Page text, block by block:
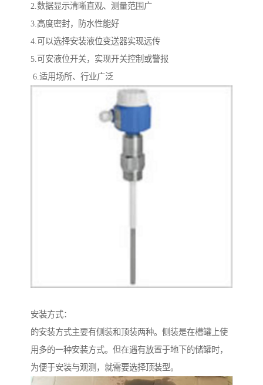
2.数据显示清晰直观、测量范围广
3.高度密封，防水性能好
4.可以选择安装液位变送器实现远传
5.可安液位开关，实现开关控制或警报
6.适用场所、行业广泛
安装方式：
的安装方式主要有侧装和顶装两种。侧装是在槽罐上使
用多的一种安装方式。但在遇有放置于地下的储罐时，
为便于安装与观测，就需要选择顶装型。